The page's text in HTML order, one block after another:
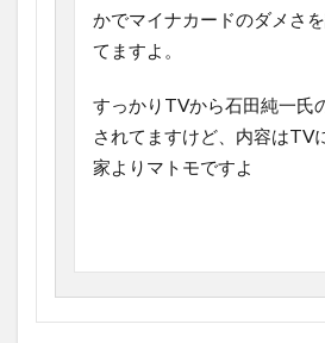
かでマイナカードのダメさ
てますよ。
すっかりTVから石田純一氏
されてますけど、内容はTV
家よりマトモですよ